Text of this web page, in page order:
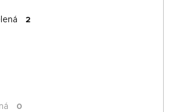
2
0